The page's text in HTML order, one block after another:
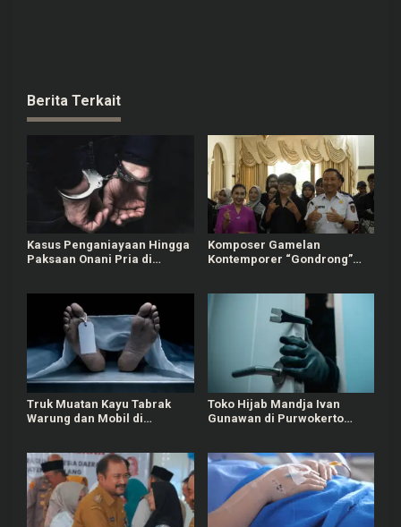
Berita Terkait
Kasus Penganiayaan Hingga
Paksaan Onani Pria di
Komposer Gamelan
Kontemporer “Gondrong”
Truk Muatan Kayu Tabrak
Warung dan Mobil di
Toko Hijab Mandja Ivan
Gunawan di Purwokerto